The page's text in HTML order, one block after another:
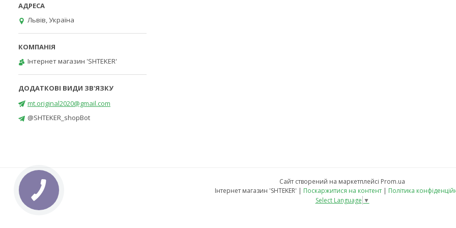
Львів, Україна
Інтернет магазин 'SHTEKER'
mt.original2020@gmail.com
@SHTEKER_shopBot
Сайт створений на маркетплейсі Prom.ua
Інтернет магазин 'SHTEKER' | Поскаржитися на контент | Політика
Select Language ▼